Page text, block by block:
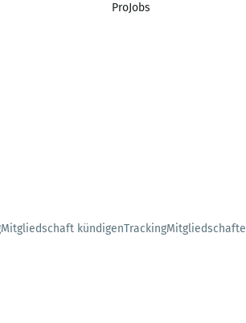
ProJobs
Mitgliedschaft kündigenTracking